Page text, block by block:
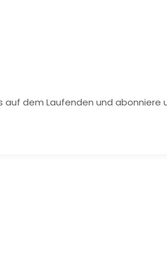
auf dem Laufenden und abonniere